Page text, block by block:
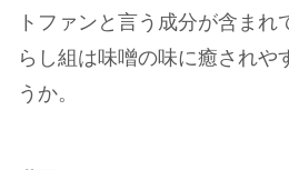
トファンと言う成分が含まれ
らし組は味噌の味に癒されや
うか。